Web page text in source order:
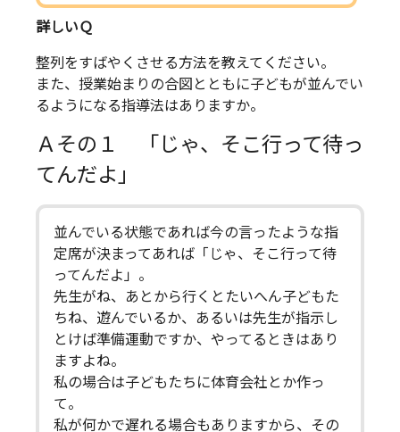
詳しいＱ
整列をすばやくさせる方法を教えてください。
また、授業始まりの合図とともに子どもが並んでい
るようになる指導法はありますか。
Ａその１ 「じゃ、そこ行って待っ
てんだよ」
並んでいる状態であれば今の言ったような指
定席が決まってあれば「じゃ、そこ行って待
ってんだよ」。
先生がね、あとから行くとたいへん子どもた
ちね、遊んでいるか、あるいは先生が指示し
とけば準備運動ですか、やってるときはあり
ますよね。
私の場合は子どもたちに体育会社とか作っ
て。
私が何かで遅れる場合もありますから、その